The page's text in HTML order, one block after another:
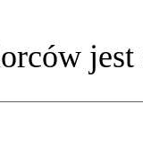
jest